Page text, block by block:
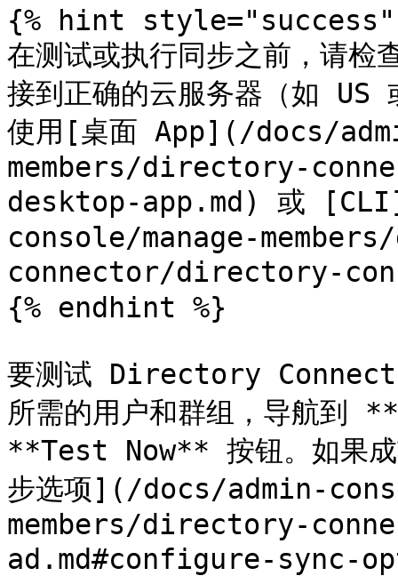
{% hint
在测试或执行同步之前，
接到正确的云服务器（如 US
使用[桌面 App](/docs/
members/directory-
desktop-app.md) 或
console/manage-
connector/directory-
{% endhint %}
要测试 Directory
所需的用户和群组，导航到
**Test Now** 按钮。如果成
步选项](/docs/admin-
members/directory-
ad.md#configure-sync-